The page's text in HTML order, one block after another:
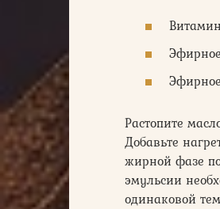
Растопите
Добавьте
жирной фазе
эмульсии
одинаковой